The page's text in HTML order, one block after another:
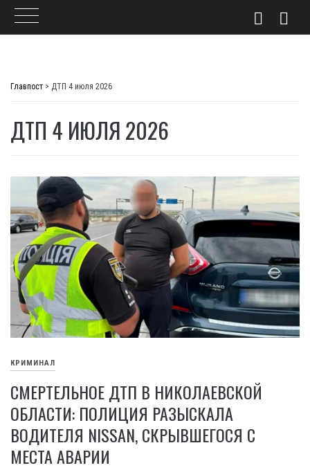
Главпост > ДТП 4 июля 2026
ДТП 4 ИЮЛЯ 2026
КРИМИНАЛ
СМЕРТЕЛЬНОЕ ДТП В НИКОЛАЕВСКОЙ
ОБЛАСТИ: ПОЛИЦИЯ РАЗЫСКАЛА
ВОДИТЕЛЯ NISSAN, СКРЫВШЕГОСЯ С
МЕСТА АВАРИИ